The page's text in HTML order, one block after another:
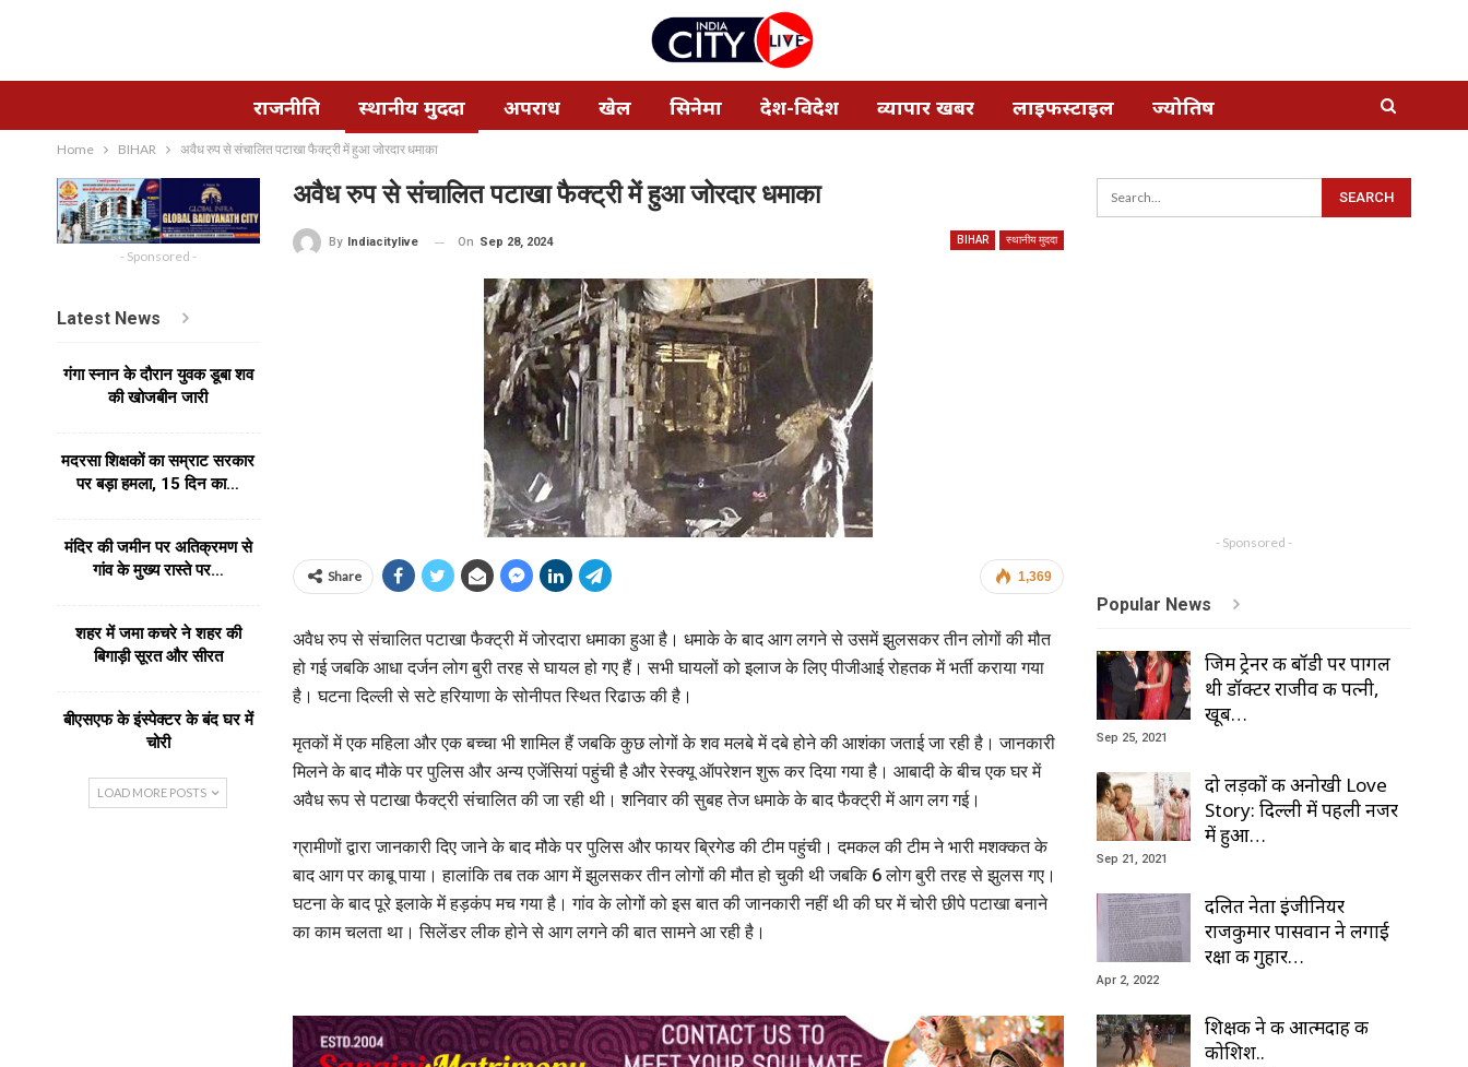
राजनीति स्थानीय मुददा अपराध खेल सिनेमा देश-विदेश व्यापार खबर लाइफस्टाइल ज्योतिष
Home BIHAR अवैध रुप से संचालित पटाखा फैक्ट्री में हुआ जोरदार धमाका
अवैध रुप से संचालित पटाखा फैक्ट्री में हुआ जोरदार धमाका
BIHAR स्थानीय मुददा
By Indiacitylive On Sep 28, 2024
1,369
Share
अवैध रुप से संचालित पटाखा फैक्ट्री में जोरदारा धमाका हुआ है। धमाके के बाद आग लगने से उसमें झुलसकर तीन लोगों की मौत
हो गई जबकि आधा दर्जन लोग बुरी तरह से घायल हो गए हैं। सभी घायलों को इलाज के लिए पीजीआई रोहतक में भर्ती कराया गया
है। घटना दिल्ली से सटे हरियाणा के सोनीपत स्थित रिढाऊ की है।
मृतकों में एक महिला और एक बच्चा भी शामिल हैं जबकि कुछ लोगों के शव मलबे में दबे होने की आशंका जताई जा रही है। जानकारी
मिलने के बाद मौके पर पुलिस और अन्य एजेंसियां पहुंची है और रेस्क्यू ऑपरेशन शुरू कर दिया गया है। आबादी के बीच एक घर में
अवैध रूप से पटाखा फैक्ट्री संचालित की जा रही थी। शनिवार की सुबह तेज धमाके के बाद फैक्ट्री में आग लग गई।
ग्रामीणों द्वारा जानकारी दिए जाने के बाद मौके पर पुलिस और फायर ब्रिगेड की टीम पहुंची। दमकल की टीम ने भारी मशक्कत के
बाद आग पर काबू पाया। हालांकि तब तक आग में झुलसकर तीन लोगों की मौत हो चुकी थी जबकि 6 लोग बुरी तरह से झुलस गए।
घटना के बाद पूरे इलाके में हड़कंप मच गया है। गांव के लोगों को इस बात की जानकारी नहीं थी की घर में चोरी छीपे पटाखा बनाने
का काम चलता था। सिलेंडर लीक होने से आग लगने की बात सामने आ रही है।
- Sponsored -
Popular News
जिम ट्रेनर की बॉडी पर पागल
थी डॉक्टर राजीव की पत्नी,
खूब…
Sep 25, 2021
दो लड़कों की अनोखी Love
Story: दिल्ली में पहली नजर
में हुआ…
Sep 21, 2021
दलित नेता इंजीनियर
राजकुमार पासवान ने लगाई
रक्षा की गुहार…
Apr 2, 2022
शिक्षक ने की आत्मदाह की
कोशिश..
- Sponsored -
Latest News
गंगा स्नान के दौरान युवक डूबा शव
की खोजबीन जारी
मदरसा शिक्षकों का सम्राट सरकार
पर बड़ा हमला, 15 दिन का…
मंदिर की जमीन पर अतिक्रमण से
गांव के मुख्य रास्ते पर…
शहर में जमा कचरे ने शहर की
बिगाड़ी सूरत और सीरत
बीएसएफ के इंस्पेक्टर के बंद घर में
चोरी
LOAD MORE POSTS